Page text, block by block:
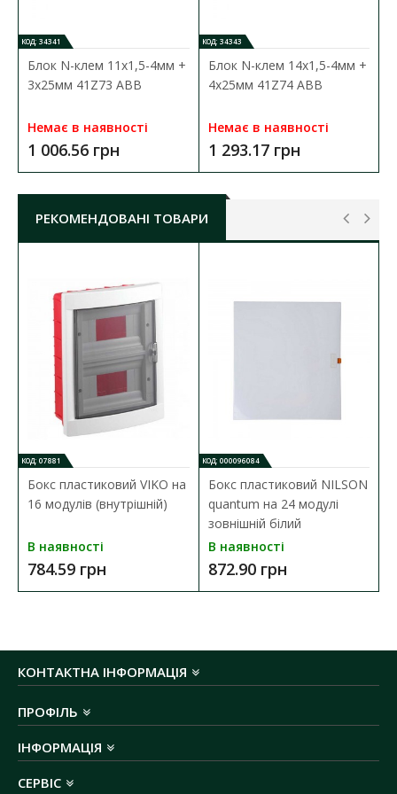
Тип монтажу:
вбудований
Кількість модулів:до 36
Материал корпусу:
термопластик
Дверка:прозора
Габарити кришки ГхШхВ:105х300х450 мм
Ступінь захисту:
КОД: 34341
Блок N-клем 11x1,5-4мм +
3x25мм 41Z73 ABB
Немає в наявності
1 006.56 грн
КОД: 34343
Блок N-клем 14x1,5-4мм +
4x25мм 41Z74 ABB
Немає в наявності
1 293.17 грн
РЕКОМЕНДОВАНІ ТОВАРИ
КОД: 07881
Бокс пластиковий VIKO на
16 модулів (внутрішній)
В наявності
784.59 грн
КОД: 000096084
Бокс пластиковий NILSON
quantum на 24 модулі
зовнішній білий
В наявності
872.90 грн
КОНТАКТНА ІНФОРМАЦІЯ
ПРОФІЛЬ
ІНФОРМАЦІЯ
СЕРВІС